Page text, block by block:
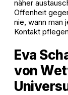
näher
Offenheit
nie, wann man
Kontakt
Eva
von